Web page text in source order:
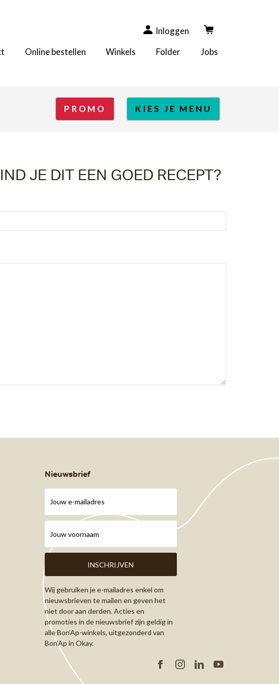
Inloggen
Online bestellen Winkels Folder Jobs
PROMO KIES JE MENU
JE DIT EEN GOED RECEPT?
Nieuwsbrief
Wij gebruiken je e-mailadres enkel om
nieuwsbrieven te mailen en geven het
niet door aan derden. Acties en
promoties in de nieuwsbrief zijn geldig in
alle Bon’Ap-winkels, uitgezonderd van
Bon’Ap in Okay.
FacebookInstagram
Linkedin